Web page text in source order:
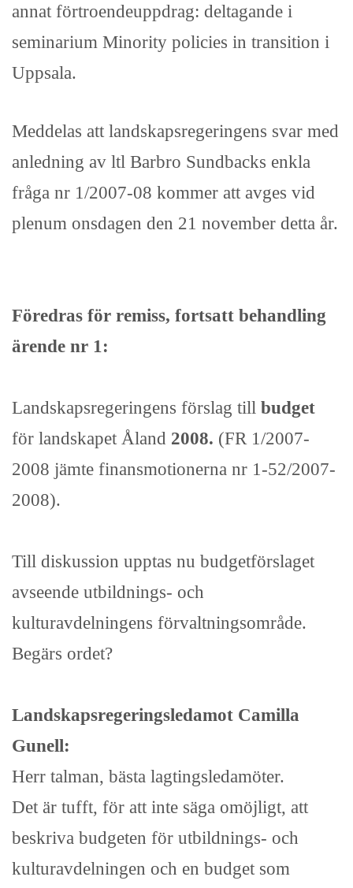
annat förtroendeuppdrag: deltagande i
seminarium Minority policies in transition i
Uppsala.
Meddelas att landskapsregeringens svar med
anledning av ltl Barbro Sundbacks enkla
fråga nr 1/2007-08 kommer att avges vid
plenum onsdagen den 21 november detta år.
Föredras för remiss, fortsatt behandling
ärende nr 1:
Landskapsregeringens förslag till budget
för landskapet Åland 2008. (FR 1/2007-
2008 jämte finansmotionerna nr 1-52/2007-
2008).
Till diskussion upptas nu budgetförslaget
avseende utbildnings- och
kulturavdelningens förvaltningsområde.
Begärs ordet?
Landskapsregeringsledamot Camilla
Gunell:
Herr talman, bästa lagtingsledamöter.
Det är tufft, för att inte säga omöjligt, att
beskriva budgeten för utbildnings- och
kulturavdelningen och en budget som